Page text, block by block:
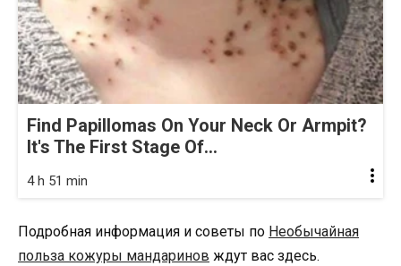
Find Papillomas On Your Neck Or Armpit?
It's The First Stage Of...
4 h 51 min
Подробная информация и советы по Необычайная
польза кожуры мандаринов ждут вас здесь.